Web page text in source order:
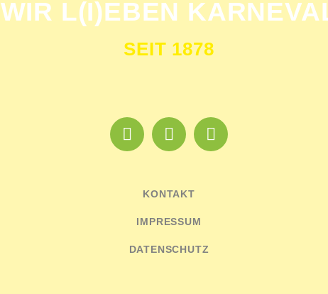
WIR L(I)EBEN
SEIT 1878
KONTAKT
IMPRESSUM
DATENSCHUTZ